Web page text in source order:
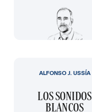
LOS SONIDOS
BLANCOS
ALFONSO J. USSÍA